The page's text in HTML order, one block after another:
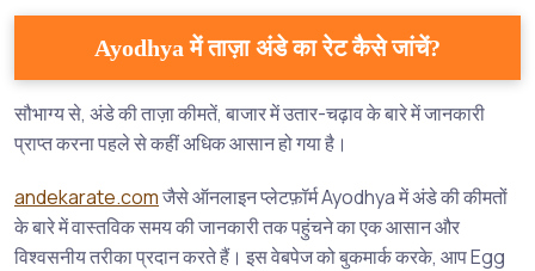
Ayodhya में ताज़ा अंडे का रेट कैसे जांचें?
सौभाग्य से, अंडे की ताज़ा कीमतें, बाजार में उतार-चढ़ाव के बारे में जानकारी
प्राप्त करना पहले से कहीं अधिक आसान हो गया है।
andekarate.comजैसे ऑनलाइन प्लेटफ़ॉर्म Ayodhya में अंडे की कीमतों
के बारे में वास्तविक समय की जानकारी तक पहुंचने का एक आसान और
विश्वसनीय तरीका प्रदान करते हैं। इस वेबपेज को बुकमार्क करके, आप Egg